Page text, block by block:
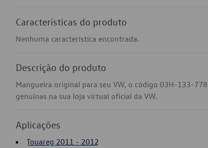
Características do produto
Nenhuma característica encontrada.
Descrição do produto
Mangueira original para seu VW, o código 03H-133-
genuínas na sua loja virtual oficial da VW.
Aplicações
Touareg 2011 - 2012